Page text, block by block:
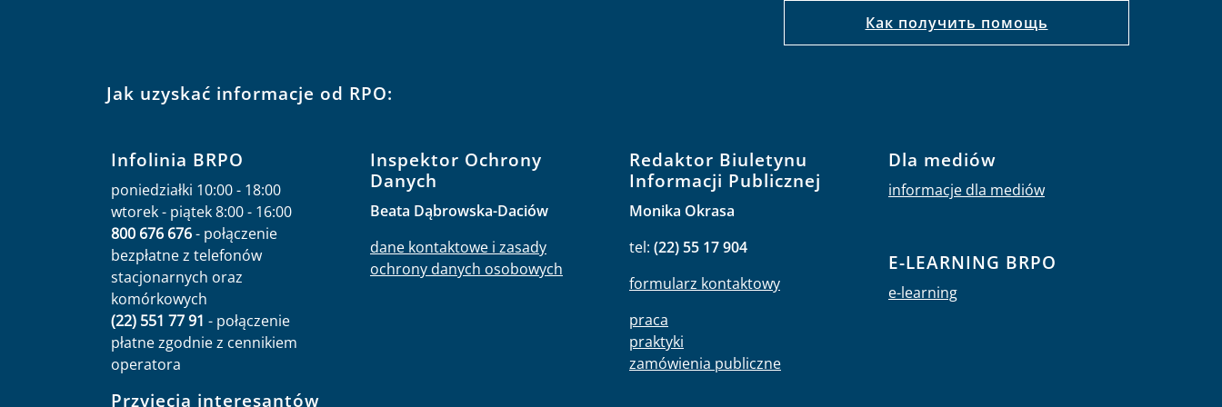
Как получить помощь
Jak uzyskać informacje od RPO:
Infolinia BRPO
poniedziałki 10:00 - 18:00
wtorek - piątek 8:00 - 16:00
800 676 676- połączenie
bezpłatne z telefonów
stacjonarnych oraz
komórkowych
(22) 551 77 91 - połączenie
płatne zgodnie z cennikiem
operatora
Przyjęcia interesantów
Inspektor Ochrony
Danych
Beata Dąbrowska-Daciów
dane kontaktowe i zasady
ochrony danych osobowych
Redaktor Biuletynu
Informacji Publicznej
Monika Okrasa
tel: (22) 55 17 904
formularz kontaktowy
praca
praktyki
zamówienia publiczne
Dla mediów
informacje dla mediów
E-LEARNING BRPO
e-learning